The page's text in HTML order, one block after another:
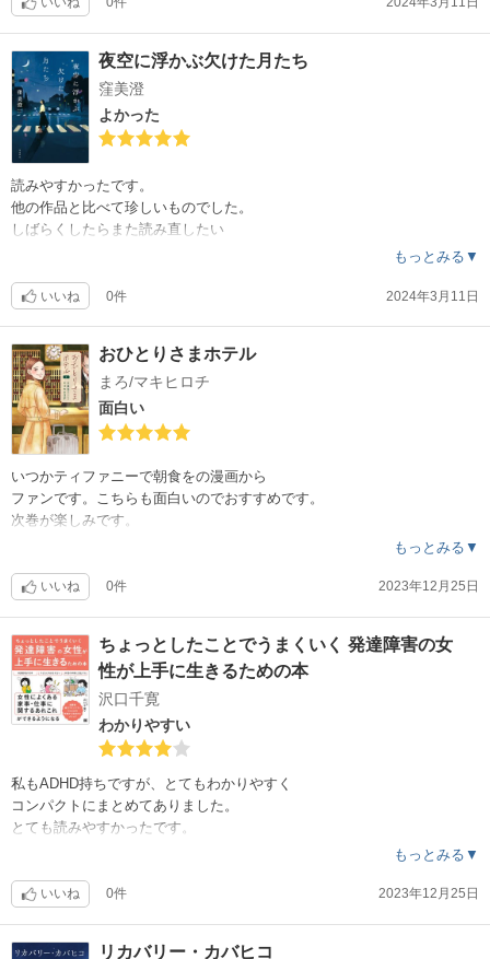
夜空に浮かぶ欠けた月たち
窪美澄
よかった
読みやすかったです。
他の作品と比べて珍しいものでした。
しばらくしたらまた読み直したい
もっとみる▼
いいね 0件 2024年3月11日
おひとりさまホテル
まろ/マキヒロチ
面白い
いつかティファニーで朝食をの漫画から
ファンです。こちらも面白いのでおすすめです。
次巻が楽しみです。
もっとみる▼
いいね 0件 2023年12月25日
ちょっとしたことでうまくいく 発達障害の女
性が上手に生きるための本
沢口千寛
わかりやすい
私もADHD持ちですが、とてもわかりやすく
コンパクトにまとめてありました。
とても読みやすかったです。
もっとみる▼
いいね 0件 2023年12月25日
リカバリー・カバヒコ